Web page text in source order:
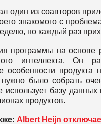
один из соавторов
знакомого с
но каждый раз
программы на основе
интеллекта. Он
особенности
было собрать
использует базу
продуктов.
Albert Heijn